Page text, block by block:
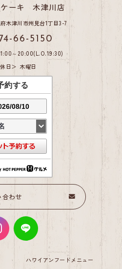
ケーキ 木津川店
木津川市州見台1丁目3-7
66-5150
～20:00(L.O.19:30)
日
木曜日
約する
合わせ
ハワイアンフードメニュー